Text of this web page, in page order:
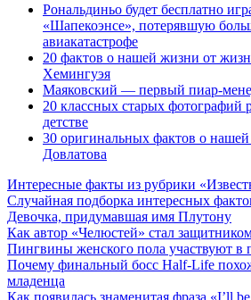
Рональдиньо будет бесплатно
«Шапекоэнсе», потерявшую
авиакатастрофе
20 фактов о нашей жизни от
Хемингуэя
Маяковский — первый пиар-
20 классных старых фотографий
детстве
30 оригинальных фактов о
Довлатова
Интересные факты из рубрики
Случайная подборка интересных
Девочка, придумавшая имя Плутону
Как автор «Челюстей» стал
Пингвины женского пола участвуют в
Почему финальный босс Half-Life
младенца
Как появилась знаменитая фраза «I’ll